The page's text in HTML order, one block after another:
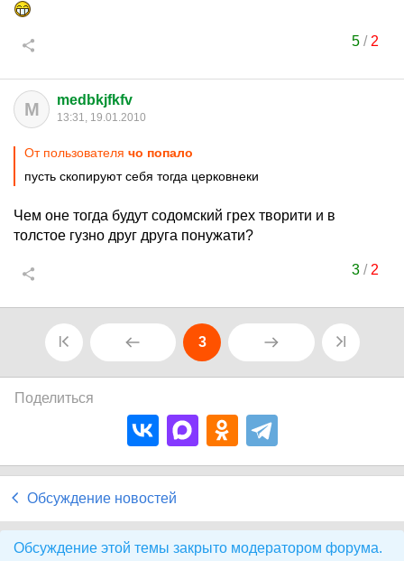
5/ 2
M medbkjfkfv
13:31, 19.01.2010
От пользователя чо попало
пусть скопируют себя тогда церковнеки
Чем оне тогда будут содомский грех творити и в
толстое гузно друг друга понужати?
3/ 2
3
Поделиться
Обсуждение новостей
Обсуждение этой темы закрыто модератором форума.